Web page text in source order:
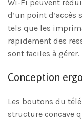
Wi-Fi peuvent
d’un point
tels que les
rapidement des
sont faciles à gérer.
Conception
Les boutons du
structure concave